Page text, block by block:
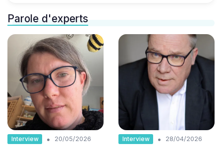
Parole d'experts
Interview •
20/05/2026
Interview •
28/04/2026